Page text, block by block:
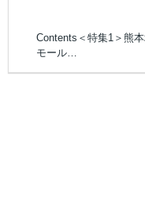
Contents＜特集1＞熊
モール…